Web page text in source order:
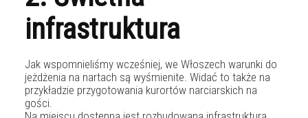
infrastruktura
Jak wspomnieliśmy wcześniej, we Włoszech warunki do
jeżdżenia na nartach są wyśmienite. Widać to także na
przykładzie przygotowania kurortów narciarskich na
gości.